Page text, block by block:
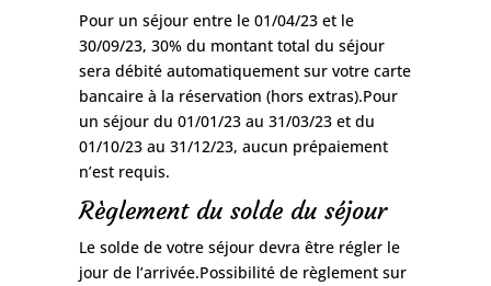
Pour un séjour entre le 01/04/23 et le
30/09/23, 30% du montant total du séjour
sera débité automatiquement sur votre carte
bancaire à la réservation (hors extras).Pour
un séjour du 01/01/23 au 31/03/23 et du
01/10/23 au 31/12/23, aucun prépaiement
n’est requis.
Règlement du solde du séjour
Le solde de votre séjour devra être régler le
jour de l’arrivée.Possibilité de règlement sur